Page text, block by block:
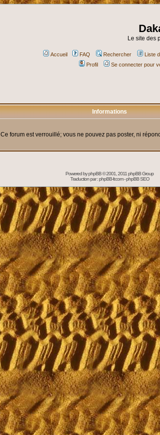
Le site des
Accueil FAQ Rechercher Liste
Profil
Se connecter pour
Informations
Ce forum est verrouillé; vous ne pouvez pas poster, ni
Powered byphpBB© 2001, 2011 phpBB Group
Traduction par :phpBB-fr.com-phpBB SEO